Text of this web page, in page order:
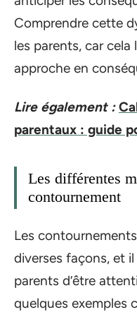
Comprendre cette
les parents, car cela
approche en
Lire également :
parentaux : guide
Les différentes
contournement
Les
diverses façons, et
parents d’être
quelques exemples